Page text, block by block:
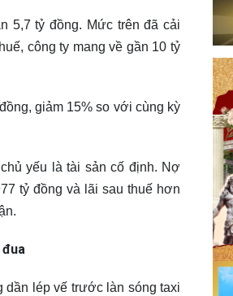
5,7 tỷ đồng. Mức trên đã cải
công ty mang về gần 10 tỷ
giảm 15% so với cùng kỳ
yếu là tài sản cố định. Nợ
tỷ đồng và lãi sau thuế hơn
đua
dần lép vế trước làn sóng taxi